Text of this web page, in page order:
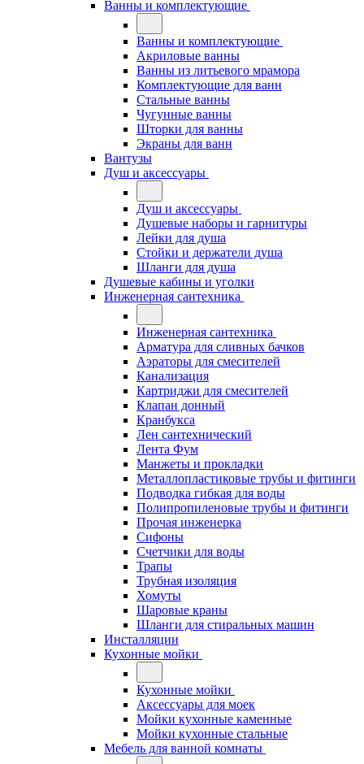
Ванны и комплектующие
Ванны и комплектующие
Акриловые ванны
Ванны из литьевого мрамора
Комплектующие для ванн
Стальные ванны
Чугунные ванны
Шторки для ванны
Экраны для ванн
Вантузы
Душ и аксессуары
Душ и аксессуары
Душевые наборы и гарнитуры
Лейки для душа
Стойки и держатели душа
Шланги для душа
Душевые кабины и уголки
Инженерная сантехника
Инженерная сантехника
Арматура для сливных бачков
Аэраторы для смесителей
Канализация
Картриджи для смесителей
Клапан донный
Кранбукса
Лен сантехнический
Лента Фум
Манжеты и прокладки
Металлопластиковые трубы и фитинги
Подводка гибкая для воды
Полипропиленовые трубы и фитинги
Прочая инженерка
Сифоны
Счетчики для воды
Трапы
Трубная изоляция
Хомуты
Шаровые краны
Шланги для стиральных машин
Инсталляции
Кухонные мойки
Кухонные мойки
Аксессуары для моек
Мойки кухонные каменные
Мойки кухонные стальные
Мебель для ванной комнаты